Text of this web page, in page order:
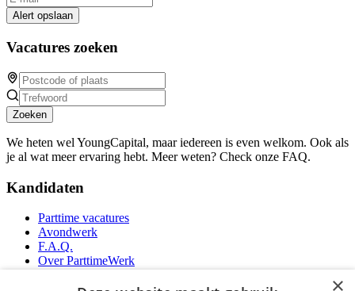
Alert opslaan
Vacatures zoeken
Zoeken
We heten wel YoungCapital, maar iedereen is even welkom. Ook als
je al wat meer ervaring hebt. Meer weten? Check onze FAQ.
Kandidaten
Parttime vacatures
Avondwerk
F.A.Q.
Over ParttimeWerk
×